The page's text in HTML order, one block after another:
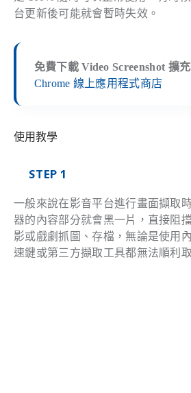
台更新後可能就會暫時失效。
免費下載 Video Screenshot 擴
Chrome 線上應用程式商店
使用教學
STEP 1
一般來說在影音平台進行畫面擷取
器的內容部分就會黑一片，直接阻
影或戲劇抓圖、存檔，無論是使用
速鍵或第三方擷取工具都無法順利